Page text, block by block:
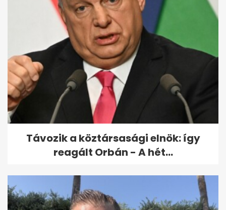
Pokorni Zoltán a Horthy- és a
Kádár-korszakhoz
hasonlította...
Távozik a köztársasági elnök: így
reagált Orbán - A hét...